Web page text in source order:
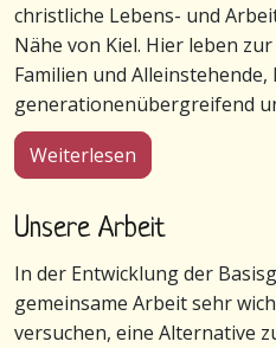
christliche Lebens- und
Nähe von Kiel. Hier leben
Familien und
generationenübergreifend
Weiterlesen
Unsere Arbeit
In der Entwicklung der
gemeinsame Arbeit sehr
versuchen, eine Alternative